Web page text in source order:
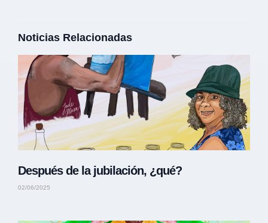
Noticias Relacionadas
Después de la jubilación, ¿qué?
02/06/2025